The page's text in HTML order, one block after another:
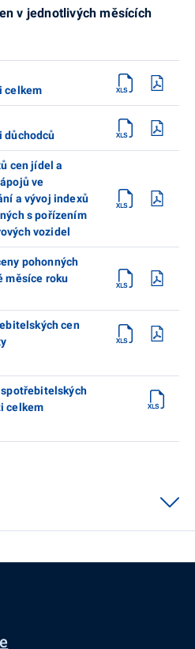
v jednotlivých měsících
celkem
důchodců
cen jídel a
ve
a vývoj indexů
s pořízením
vozidel
pohonných
měsíce roku
cen
celkem